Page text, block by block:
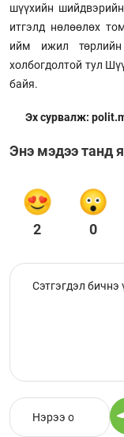
шүүхийн
итгэлд нөлөөлөх
ийм ижил
холбогдолтой тул
байя.
Эх сурвалж:
Энэ мэдээ танд
2 0